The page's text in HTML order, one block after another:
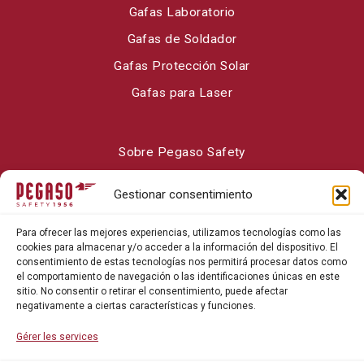
Gestionar consentimiento
Para ofrecer las mejores experiencias, utilizamos tecnologías como las
cookies para almacenar y/o acceder a la información del dispositivo. El
consentimiento de estas tecnologías nos permitirá procesar datos como
el comportamiento de navegación o las identificaciones únicas en este
sitio. No consentir o retirar el consentimiento, puede afectar
negativamente a ciertas características y funciones.
Gérer les services
Gafas Laboratorio
Gafas de Soldador
Gafas Protección Solar
Gafas para Laser
Sobre Pegaso Safety